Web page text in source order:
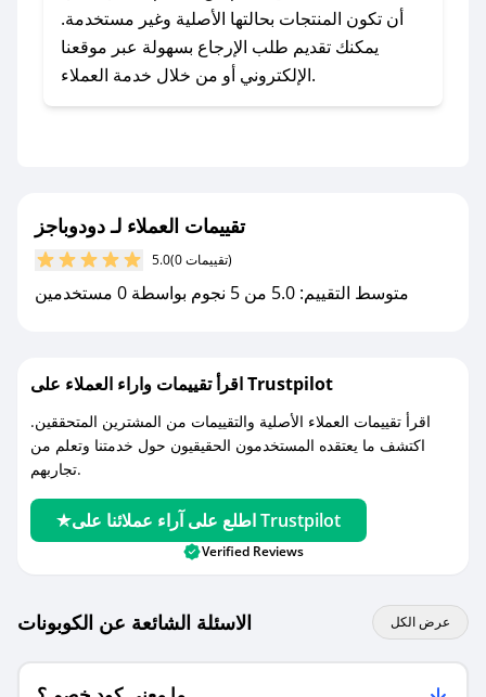
يلي:
- اضغط على أيقونة متابعة لمتجر دودوباجز في
تطبيق صحصح.
مع صحصح، تسوق بذكاء ووفّر على كل مشترياتك مع
أن تكون المنتجات بحالتها الأصلية وغير مستخدمة.
يمكنك تقديم طلب الإرجاع بسهولة عبر موقعنا
الإلكتروني أو من خلال خدمة العملاء.
تقييمات العملاء لـ دودوباجز
5.0 (0 تقييمات)
متوسط التقييم: 5.0 من 5 نجوم بواسطة 0 مستخدمين
اقرأ تقييمات واراء العملاء على Trustpilot
اقرأ تقييمات العملاء الأصلية والتقييمات من المشترين المتحققين.
اكتشف ما يعتقده المستخدمون الحقيقيون حول خدمتنا وتعلم من
تجاربهم.
اطلع على آراء عملائنا على Trustpilot
Verified Reviews
الاسئلة الشائعة عن الكوبونات عرض الكل